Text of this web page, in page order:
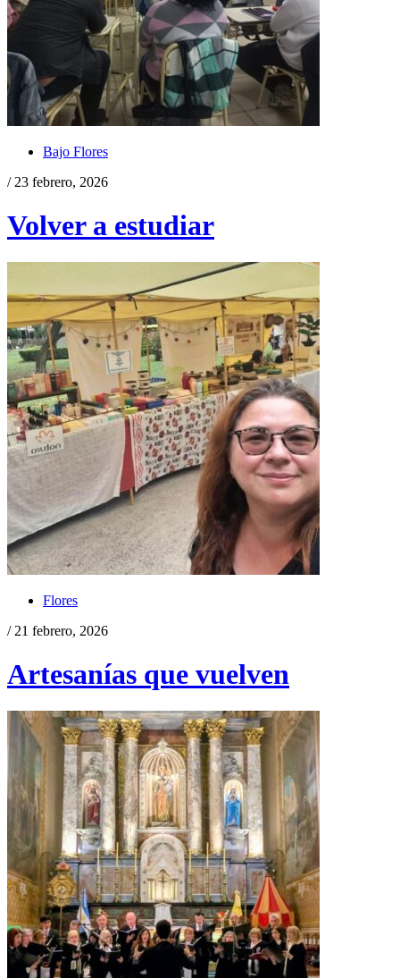
Bajo Flores
/ 23 febrero, 2026
Volver a estudiar
Flores
/ 21 febrero, 2026
Artesanías que vuelven